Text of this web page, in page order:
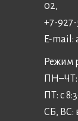
02,
+7-927-
E-mail:
Режим
ПН–ЧТ:
ПТ: с
СБ, ВС: